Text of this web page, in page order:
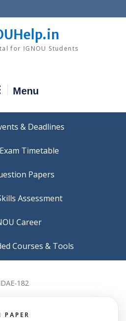
for IGNOU Students
Menu
& Deadlines
Timetable
Papers
Career
Courses & Tools
182
PAPER